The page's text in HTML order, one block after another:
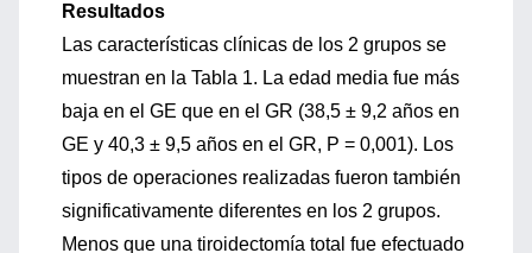
Resultados
Las características clínicas de los 2 grupos se
muestran en la Tabla 1. La edad media fue más
baja en el GE que en el GR (38,5 ± 9,2 años en
GE y 40,3 ± 9,5 años en el GR, P = 0,001). Los
tipos de operaciones realizadas fueron también
significativamente diferentes en los 2 grupos.
Menos que una tiroidectomía total fue efectuado